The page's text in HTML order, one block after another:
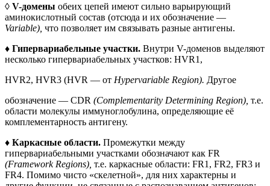
◊ V-домены обеих цепей имеют сильно варьирующий
аминокислотный состав (отсюда и их обозначение —
Variable), что позволяет им связывать разные антигены.
♦ Гипервариабельные участки. Внутри V-доменов выделяют
несколько гипервариабельных участков: HVR1,
HVR2, HVR3 (HVR — от Hypervariable Region). Другое
обозначение — CDR (Complementarity Determining Region), т.е.
области молекулы иммуноглобулина, определяющие её
комплементарность антигену.
♦ Каркасные области. Промежутки между
гипервариабельными участками обозначают как FR
(Framework Regions), т.е. каркасные области: FR1, FR2, FR3 и
FR4. Помимо чисто «скелетной», для них характерны и